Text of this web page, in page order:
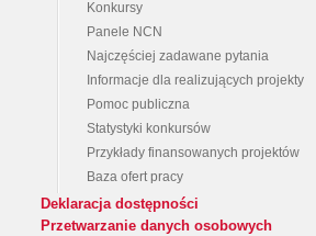
Konkursy
Panele NCN
Najczęściej zadawane pytania
Informacje dla realizujących projekty
Pomoc publiczna
Statystyki konkursów
Przykłady finansowanych projektów
Baza ofert pracy
Deklaracja dostępności
Przetwarzanie danych osobowych